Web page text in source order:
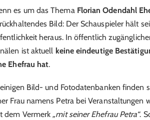
es um das Thema Florian Odendahl
Bild: Der Schauspieler hält
heraus. In öffentlich
ist aktuell keine eindeutige
Ehefrau hat.
Bild- und Fotodatenbanken finden
Frau namens Petra bei Veranstaltungen
dem Vermerk„mit seiner Ehefrau Petra“.